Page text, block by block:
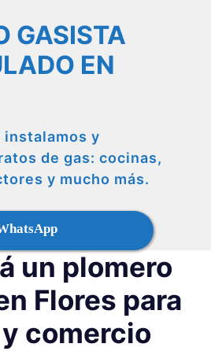
GASISTA
EN
instalamos y
de gas: cocinas,
y mucho más.
un plomero
Flores para
comercio